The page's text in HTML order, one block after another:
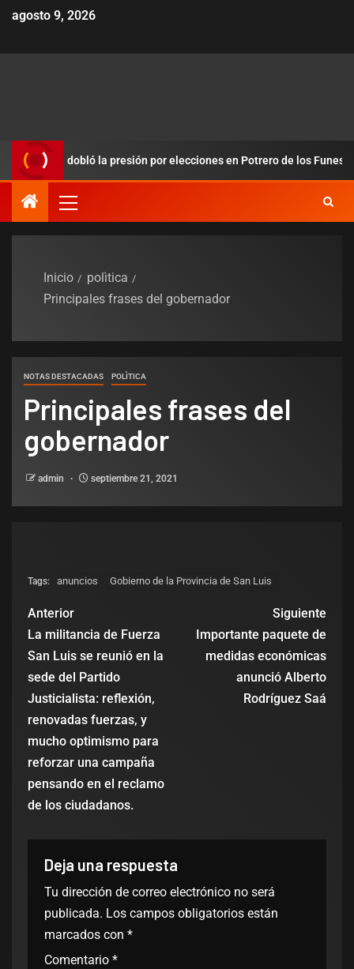
agosto 9, 2026
y redobló la presión por elecciones en Potrero de los Funes
Inicio
polìtica
Principales frases del gobernador
NOTAS DESTACADAS POLÌTICA
Principales frases del
gobernador
admin septiembre 21, 2021
Tags: anuncios Gobierno de la Provincia de San Luis
Anterior
La militancia de Fuerza
San Luis se reunió en la
sede del Partido
Justicialista: reflexión,
renovadas fuerzas, y
mucho optimismo para
reforzar una campaña
pensando en el reclamo
de los ciudadanos.
Siguiente
Importante paquete de
medidas económicas
anunció Alberto
Rodríguez Saá
Deja una respuesta
Tu dirección de correo electrónico no será
publicada. Los campos obligatorios están
marcados con *
Comentario *